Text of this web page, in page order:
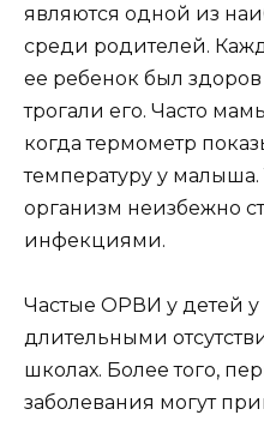
являются одной из
среди родителей.
ее ребенок был
трогали его. Часто
когда термометр
температуру у
организм неизбежно
инфекциями.
Частые ОРВИ у детей
длительными
школах. Более того,
заболевания могут